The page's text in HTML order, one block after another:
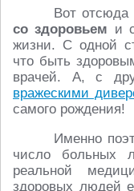
Вот
со здоровьем и
жизни. С одной
что быть
врачей. А, с
вражескими
самого рождения!
Именно
число больных
реальной
здоровых людей